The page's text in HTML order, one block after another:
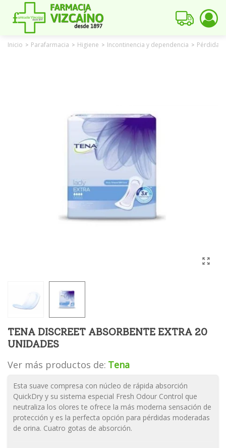
Inicio > Parafarmacia > Higiene > Incontinencia y dependencia > Pérdidas
TENA DISCREET ABSORBENTE EXTRA 20
UNIDADES
Ver más productos de: Tena
Esta suave compresa con núcleo de rápida absorción
QuickDry y su sistema especial Fresh Odour Control que
neutraliza los olores te ofrece la más moderna sensación de
protección y es la perfecta opción para pérdidas moderadas
de orina. Cuatro gotas de absorción.